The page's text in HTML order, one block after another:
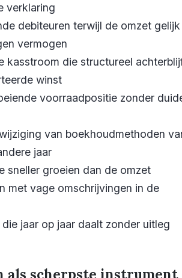
verklaring
debiteuren terwijl de omzet
vermogen
kasstroom die structureel
winst
voorraadpositie zonder
van boekhoudmethoden
jaar
sneller groeien dan de omzet
met vage omschrijvingen in de
jaar op jaar daalt zonder uitleg
als scherpste instrument